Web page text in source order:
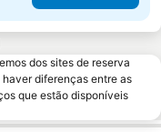
dos sites de reserva
diferenças entre as
que estão disponíveis